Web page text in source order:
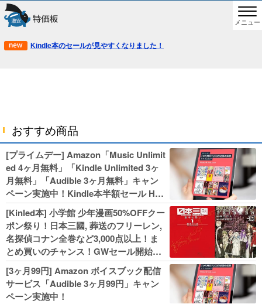
メニュー
Kindle本のセールが見やすくなりました！
おすすめ商品
[プライムデー] Amazon「Music Unlimit
ed 4ヶ月無料」「Kindle Unlimited 3ヶ
月無料」「Audible 3ヶ月無料」キャン
ペーン実施中！Kindle本半額セール HU
NTER×HUNTERなど集英社、無職転生,
幼女戦記などKADOKAWA、キャプテン
翼100円セールも！
[Kinled本] 小学館 少年漫画50%OFFクー
ポン祭り！日本三國, 葬送のフリーレン,
名探偵コナン全巻など3,000点以上！ま
とめ買いのチャンス！GWセール開始！
人気コミック多数 カドカワ祭やIT関連本
がセールに！
[3ヶ月99円] Amazon ボイスブック配信
サービス「Audible 3ヶ月99円」キャン
ペーン実施中！